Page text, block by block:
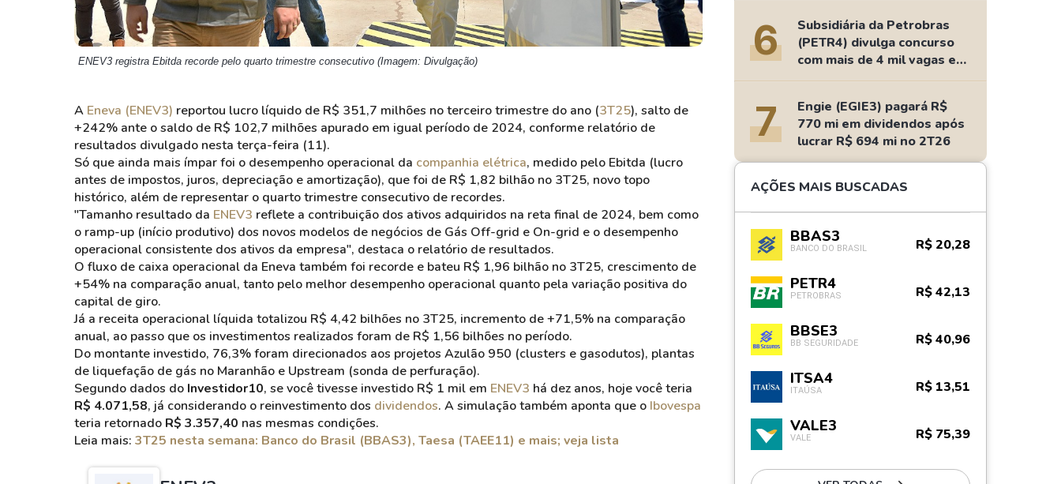
ENEV3 registra Ebitda recorde pelo quarto trimestre consecutivo (Imagem: Divulgação)
A Eneva (ENEV3) reportou lucro líquido de R$ 351,7 milhões no terceiro trimestre do ano (3T25), salto de
+242% ante o saldo de R$ 102,7 milhões apurado em igual período de 2024, conforme relatório de
resultados divulgado nesta terça-feira (11).
Só que ainda mais ímpar foi o desempenho operacional da companhia elétrica, medido pelo Ebitda (lucro
antes de impostos, juros, depreciação e amortização), que foi de R$ 1,82 bilhão no 3T25, novo topo
histórico, além de representar o quarto trimestre consecutivo de recordes.
"Tamanho resultado da ENEV3 reflete a contribuição dos ativos adquiridos na reta final de 2024, bem como
o ramp-up (início produtivo) dos novos modelos de negócios de Gás Off-grid e On-grid e o desempenho
operacional consistente dos ativos da empresa", destaca o relatório de resultados.
O fluxo de caixa operacional da Eneva também foi recorde e bateu R$ 1,96 bilhão no 3T25, crescimento de
+54% na comparação anual, tanto pelo melhor desempenho operacional quanto pela variação positiva do
capital de giro.
Já a receita operacional líquida totalizou R$ 4,42 bilhões no 3T25, incremento de +71,5% na comparação
anual, ao passo que os investimentos realizados foram de R$ 1,56 bilhões no período.
Do montante investido, 76,3% foram direcionados aos projetos Azulão 950 (clusters e gasodutos), plantas
de liquefação de gás no Maranhão e Upstream (sonda de perfuração).
Segundo dados do Investidor10, se você tivesse investido R$ 1 mil em ENEV3 há dez anos, hoje você teria
R$ 4.071,58, já considerando o reinvestimento dos dividendos. A simulação também aponta que o Ibovespa
teria retornado R$ 3.357,40 nas mesmas condições.
Leia mais: 3T25 nesta semana: Banco do Brasil (BBAS3), Taesa (TAEE11) e mais; veja lista
6
Subsidiária da Petrobras
(PETR4) divulga concurso
com mais de 4 mil vagas e
salários de até R$ 15 mil
7
Engie (EGIE3) pagará R$
770 mi em dividendos após
lucrar R$ 694 mi no 2T26
AÇÕES MAIS BUSCADAS
BBAS3
BANCO DO BRASIL R$ 20,28
PETR4
PETROBRAS R$ 42,13
BBSE3
BB SEGURIDADE R$ 40,96
ITSA4
ITAÚSA R$ 13,51
VALE3
VALE R$ 75,39